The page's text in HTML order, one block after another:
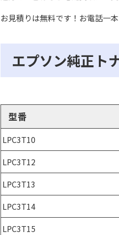
お見積りは無料です！お電話一
エプソン純正ト
型番
LPC3T10
LPC3T12
LPC3T13
LPC3T14
LPC3T15